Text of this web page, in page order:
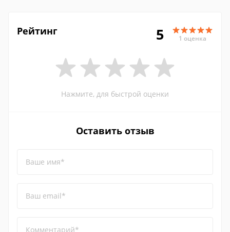
Рейтинг 5 1 оценка
Нажмите, для быстрой оценки
Оставить отзыв
Ваше имя*
Ваш email*
Комментарий*